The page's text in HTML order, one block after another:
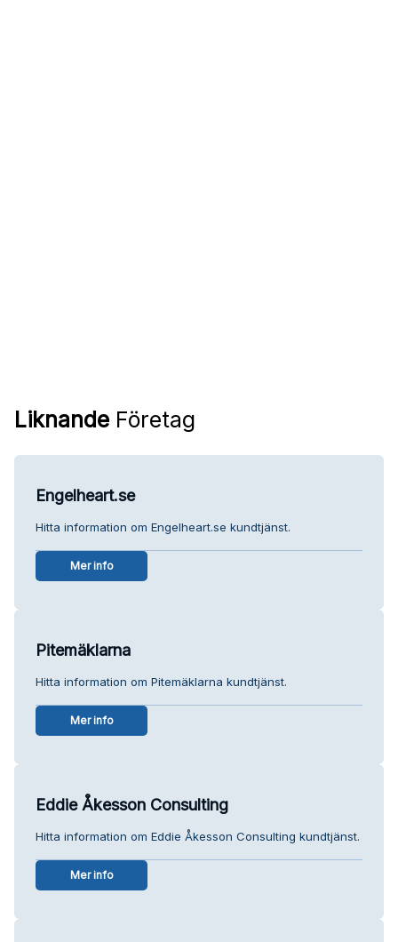
Liknande Företag
Engelheart.se
Hitta information om Engelheart.se kundtjänst.
Mer info
Pitemäklarna
Hitta information om Pitemäklarna kundtjänst.
Mer info
Eddie Åkesson Consulting
Hitta information om Eddie Åkesson Consulting kundtjänst.
Mer info